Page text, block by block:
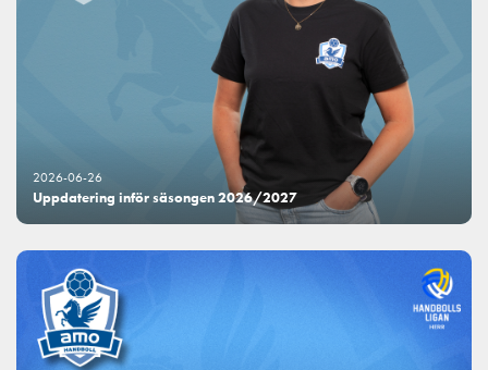
2026-06-26
Uppdatering inför säsongen 2026/2027